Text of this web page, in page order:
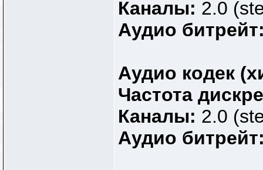
Каналы: 2.0
Аудио
Аудио кодек
Частота
Каналы: 2.0
Аудио